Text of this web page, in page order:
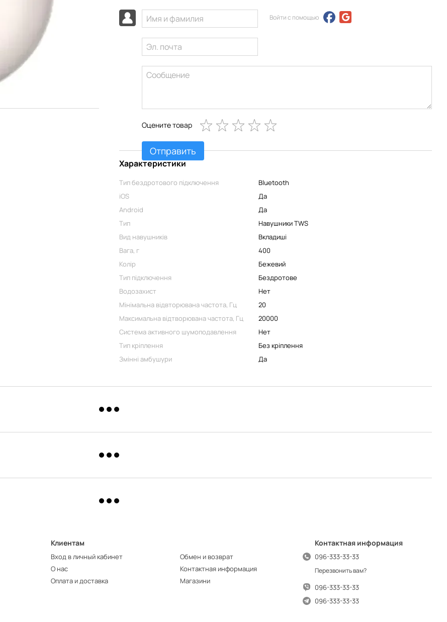
Войти с помощью
Оцените товар
Отправить
Характеристики
Тип бездротового підключення
Bluetooth
iOS
Да
Android
Да
Тип
Навушники TWS
Вид навушників
Вкладиші
Вага, г
400
Колір
Бежевий
Тип підключення
Бездротове
Водозахист
Нет
Мінімальна відвторювана частота, Гц
20
Максимальна відтворювана частота, Гц
20000
Система активного шумоподавлення
Нет
Тип кріплення
Без кріплення
Змінні амбушури
Да
Клиентам
Вход в личный кабинет
О нас
Оплата и доставка
Обмен и возврат
Контактная информация
Магазини
Контактная информация
096-333-33-33
Перезвонить вам?
096-333-33-33
096-333-33-33